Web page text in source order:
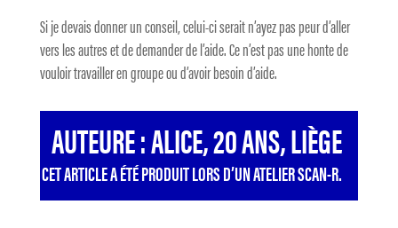
Si je devais donner un conseil, celui-ci serait n’ayez pas peur d’aller
vers les autres et de demander de l’aide. Ce n’est pas une honte de
vouloir travailler en groupe ou d’avoir besoin d’aide.
AUTEURE : ALICE, 20 ANS, LIÈGE
CET ARTICLE A ÉTÉ PRODUIT LORS D’UN ATELIER SCAN-R.